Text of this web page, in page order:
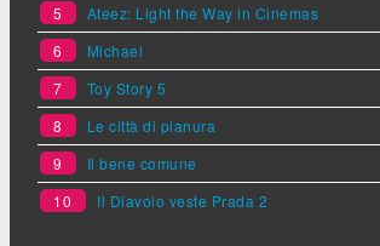
5
Ateez: Light the Way in Cinemas
6
Michael
7
Toy Story 5
8
Le città di pianura
9
Il bene comune
10
Il Diavolo veste Prada 2